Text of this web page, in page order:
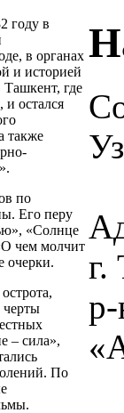
году в
в органах
и историей
где
и остался
также
по
Его перу
«Солнце
чем молчит
очерки.
черты
– сила»,
По